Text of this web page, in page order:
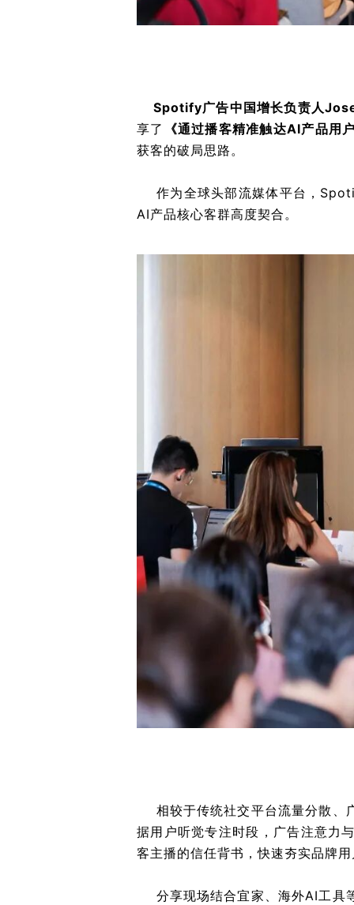
Spotify广告中国增长负责人
享了
《通过播客精准触达AI产品用
获客的破局思路。
作为全球头部流媒体平台，
AI产品核心客群高度契合。
相较于传统社交平台流量分散、
据用户听觉专注时段，广告注意力
客主播的信任背书，快速夯实品牌
分享现场结合宜家、海外AI工具